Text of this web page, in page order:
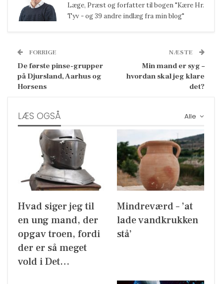
Læge, Præst og forfatter til bogen "Kære Hr.
Tyv - og 39 andre indlæg fra min blog"
FORRIGE
De første pinse-grupper
på Djursland, Aarhus og
Horsens
NÆSTE
Min mand er syg –
hvordan skal jeg klare
det?
Alle
LÆS OGSÅ
Hvad siger jeg til
en ung mand, der
opgav troen, fordi
der er så meget
vold i Det…
Mindreværd – ’at
lade vandkrukken
stå’